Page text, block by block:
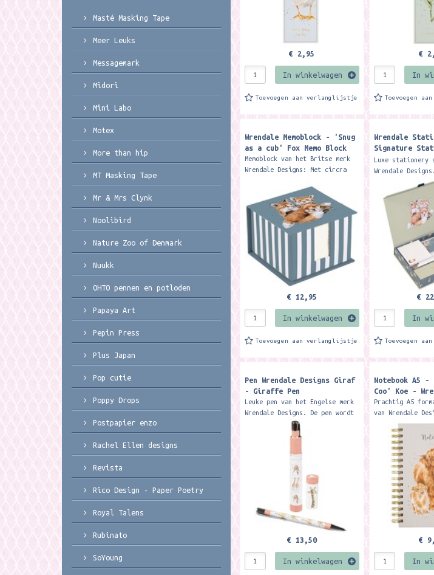
€ 2,95
In winkelwagen
Toevoegen aan verlanglijstje
€
In
Toevoegen
Wrendale Memoblock - 'Snug
as a cub' Fox Memo Block ​
Memoblock van het Britse merk
Wrendale Designs: Met circra
notitieblaadjes. Afmetingen:
± 115mm x 110mm x...
€ 12,95
In winkelwagen
Toevoegen aan verlanglijstje
Wrendale
Signature
Stationery
Luxe stationery
Wrendale
ultieme cadeau
liefhebber van
en wordt
€
In
Toevoegen
Pen Wrendale Designs Giraf
- Giraffe Pen ​
Leuke pen van het Engelse merk
Wrendale Designs. De pen wordt
geleverd in een mooie kartonnen
koker met illustraties. Ca.
€ 13,50
In winkelwagen
Notebook A5
Coo' Koe -
Prachtig A5
van Wrendale
Spiraalgebonden
pagina's en
iedere pagina
illustratie...
€
In
Masté Masking Tape
Meer Leuks
Messagemark
Midori
Mini Labo
Motex
More than hip
MT Masking Tape
Mr & Mrs Clynk
Noolibird
Nature Zoo of Denmark
Nuukk
OHTO pennen en potloden
Papaya Art
Pepin Press
Plus Japan
Pop cutie
Poppy Drops
Postpapier enzo
Rachel Ellen designs
Revista
Rico Design - Paper Poetry
Royal Talens
Rubinato
SoYoung